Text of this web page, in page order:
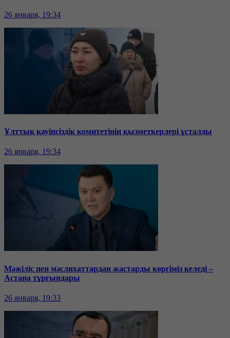
26 января, 19:34
Ұлттық қауіпсіздік комитетінің қызметкерлері ұсталды
26 января, 19:34
Мәжіліс пен мәслихаттардан жастарды көргіміз келеді –
Астана тұрғындары
26 января, 19:33